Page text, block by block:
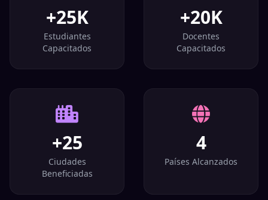
+25K
Estudiantes
Capacitados
+20K
Docentes
Capacitados
+25
Ciudades
Beneficiadas
4
Países Alcanzados